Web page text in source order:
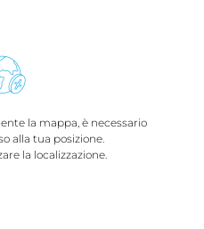
la mappa, è necessario
alla tua posizione.
la localizzazione.